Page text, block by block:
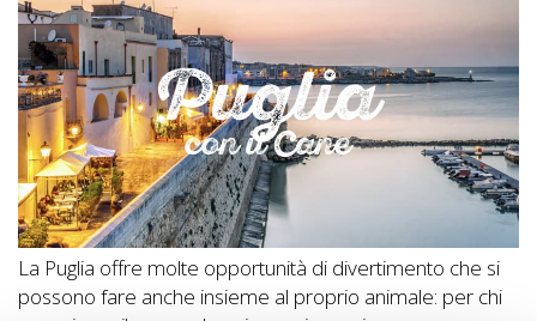
La Puglia offre molte opportunità di divertimento che si
possono fare anche insieme al proprio animale: per chi